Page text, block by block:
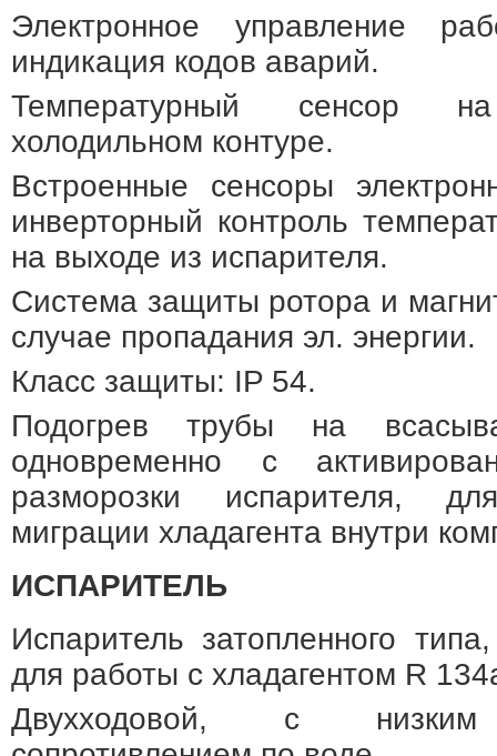
Электронное управление
индикация кодов аварий.
Температурный сенсор
холодильном контуре.
Встроенные сенсоры
инверторный контроль
на выходе из испарителя.
Система защиты ротора и
случае пропадания эл. энергии.
Класс защиты: IP 54.
Подогрев трубы на
одновременно с
разморозки испарителя,
миграции хладагента внутри
ИСПАРИТЕЛЬ
Испаритель затопленного
для работы с хладагентом R
Двухходовой, с низким